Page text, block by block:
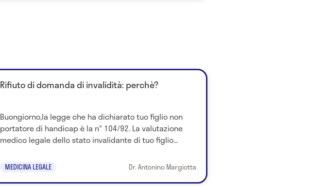
Rifiuto di domanda di invalidità: perchè?
Buongiorno,la legge che ha dichiarato tuo figlio non
portatore di handicap è la n° 104/92. La valutazione
medico legale dello stato invalidante di tuo figlio...
MEDICINA LEGALE Dr. Antonino Margiotta